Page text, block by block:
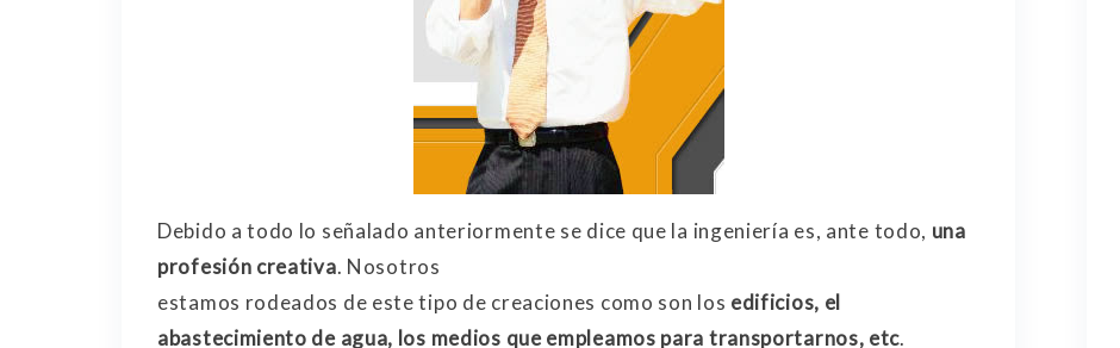
Debido a todo lo señalado anteriormente se dice que la ingeniería es, ante todo, una
profesión creativa. Nosotros
estamos rodeados de este tipo de creaciones como son los edificios, el
abastecimiento de agua, los medios que empleamos para transportarnos, etc.